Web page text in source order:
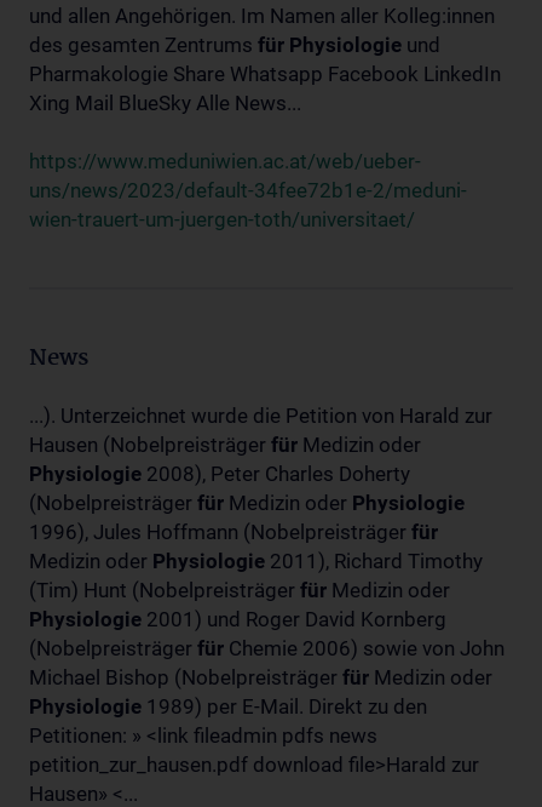
und allen Angehörigen. Im Namen aller Kolleg:innen
des gesamten Zentrums für Physiologie und
Pharmakologie Share Whatsapp Facebook LinkedIn
Xing Mail BlueSky Alle News...
https://www.meduniwien.ac.at/web/ueber-
uns/news/2023/default-34fee72b1e-2/meduni-
wien-trauert-um-juergen-toth/universitaet/
News
...). Unterzeichnet wurde die Petition von Harald zur
Hausen (Nobelpreisträger für Medizin oder
Physiologie 2008), Peter Charles Doherty
(Nobelpreisträger für Medizin oder Physiologie
1996), Jules Hoffmann (Nobelpreisträger für
Medizin oder Physiologie 2011), Richard Timothy
(Tim) Hunt (Nobelpreisträger für Medizin oder
Physiologie 2001) und Roger David Kornberg
(Nobelpreisträger für Chemie 2006) sowie von John
Michael Bishop (Nobelpreisträger für Medizin oder
Physiologie 1989) per E-Mail. Direkt zu den
Petitionen: » <link fileadmin pdfs news
petition_zur_hausen.pdf download file>Harald zur
Hausen» <...